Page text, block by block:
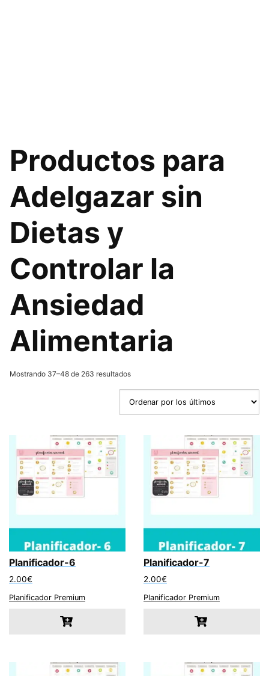
Productos para
Adelgazar sin
Dietas y
Controlar la
Ansiedad
Alimentaria
Mostrando 37–48 de 263 resultadosOrdenado
últimos
Planificador-6
2.00€
Planificador Premium
Planificador-7
2.00€
Planificador Premium